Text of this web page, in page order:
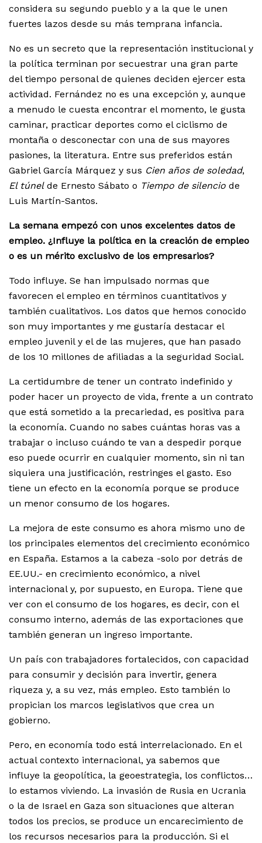
considera su segundo pueblo y a la que le unen
fuertes lazos desde su más temprana infancia.
No es un secreto que la representación institucional y
la política terminan por secuestrar una gran parte
del tiempo personal de quienes deciden ejercer esta
actividad. Fernández no es una excepción y, aunque
a menudo le cuesta encontrar el momento, le gusta
caminar, practicar deportes como el ciclismo de
montaña o desconectar con una de sus mayores
pasiones, la literatura. Entre sus preferidos están
Gabriel García Márquez y sus Cien años de soledad,
El túnelde Ernesto Sábato o Tiempo de silencio de
Luis Martín-Santos.
La semana empezó con unos excelentes datos de
empleo. ¿Influye la política en la creación de empleo
o es un mérito exclusivo de los empresarios?
Todo influye. Se han impulsado normas que
favorecen el empleo en términos cuantitativos y
también cualitativos. Los datos que hemos conocido
son muy importantes y me gustaría destacar el
empleo juvenil y el de las mujeres, que han pasado
de los 10 millones de afiliadas a la seguridad Social.
La certidumbre de tener un contrato indefinido y
poder hacer un proyecto de vida, frente a un contrato
que está sometido a la precariedad, es positiva para
la economía. Cuando no sabes cuántas horas vas a
trabajar o incluso cuándo te van a despedir porque
eso puede ocurrir en cualquier momento, sin ni tan
siquiera una justificación, restringes el gasto. Eso
tiene un efecto en la economía porque se produce
un menor consumo de los hogares.
La mejora de este consumo es ahora mismo uno de
los principales elementos del crecimiento económico
en España. Estamos a la cabeza -solo por detrás de
EE.UU.- en crecimiento económico, a nivel
internacional y, por supuesto, en Europa. Tiene que
ver con el consumo de los hogares, es decir, con el
consumo interno, además de las exportaciones que
también generan un ingreso importante.
Un país con trabajadores fortalecidos, con capacidad
para consumir y decisión para invertir, genera
riqueza y, a su vez, más empleo. Esto también lo
propician los marcos legislativos que crea un
gobierno.
Pero, en economía todo está interrelacionado. En el
actual contexto internacional, ya sabemos que
influye la geopolítica, la geoestrategia, los conflictos…
lo estamos viviendo. La invasión de Rusia en Ucrania
o la de Israel en Gaza son situaciones que alteran
todos los precios, se produce un encarecimiento de
los recursos necesarios para la producción. Si el